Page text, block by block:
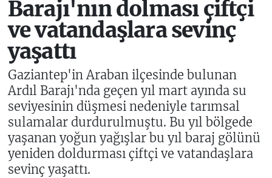
Barajı'nın dolması çiftçi
ve vatandaşlara sevinç
yaşattı
Gaziantep'in Araban ilçesinde bulunan
Ardıl Barajı'nda geçen yıl mart ayında su
seviyesinin düşmesi nedeniyle tarımsal
sulamalar durdurulmuştu. Bu yıl bölgede
yaşanan yoğun yağışlar bu yıl baraj gölünü
yeniden doldurması çiftçi ve vatandaşlara
sevinç yaşattı.
Süper Lig Puan Durumu ve Fikstür
Tüm Manşetler
Son Dakika Haberleri
Haber Arşivi